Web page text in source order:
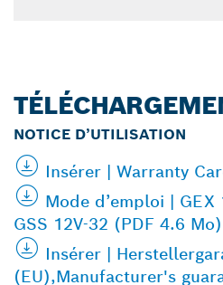
NOTICE D’UTILISATION
Insérer | Warranty
Mode d’emploi | GEX
GSS 12V-32 (PDF 4.6 Mo)
Insérer |
(EU),Manufacturer's